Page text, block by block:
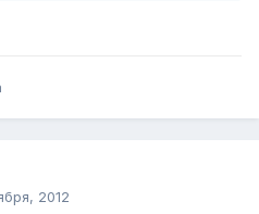
2012